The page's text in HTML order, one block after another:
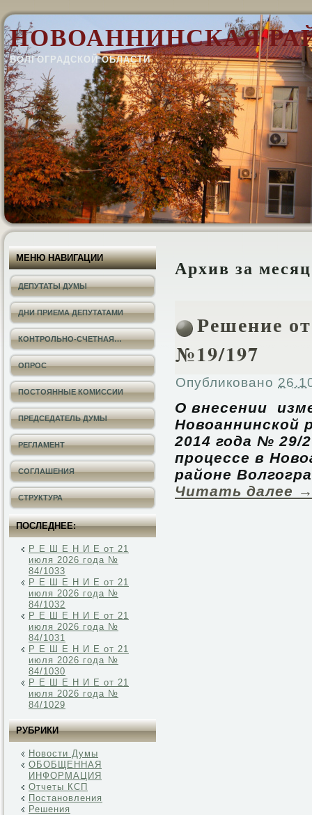
НОВОАННИНСКАЯ
ВОЛГОГРАДСКОЙ ОБЛАСТИ
МЕНЮ НАВИГАЦИИ
ДЕПУТАТЫ ДУМЫ
ДНИ ПРИЕМА ДЕПУТАТАМИ
КОНТРОЛЬНО-СЧЕТНАЯ…
ОПРОС
ПОСТОЯННЫЕ КОМИССИИ
ПРЕДСЕДАТЕЛЬ ДУМЫ
РЕГЛАМЕНТ
СОГЛАШЕНИЯ
СТРУКТУРА
ПОСЛЕДНЕЕ:
Р Е Ш Е Н И Е от 21
июля 2026 года №
84/1033
Р Е Ш Е Н И Е от 21
июля 2026 года №
84/1032
Р Е Ш Е Н И Е от 21
июля 2026 года №
84/1031
Р Е Ш Е Н И Е от 21
июля 2026 года №
84/1030
Р Е Ш Е Н И Е от 21
июля 2026 года №
84/1029
РУБРИКИ
Новости Думы
ОБОБЩЕННАЯ
ИНФОРМАЦИЯ
Отчеты КСП
Постановления
Решения
Архив за
Решение
№19/197
Опубликовано
О внесении
Новоаннинской
2014 года №
процессе в
районе
Читать далее